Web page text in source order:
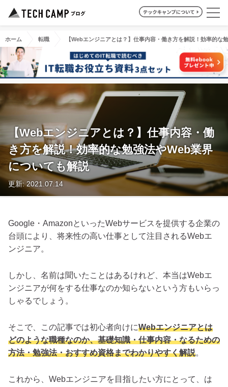
ホーム 転職 【Webエンジニアとは？】仕事内容・働き方を解説！効率的な
【Webエンジニアとは？】仕事内容・働
き方を解説！効率的な勉強法やWeb業界
についても解説
更新: 2021.07.14
Google・AmazonといったWebサービスを提供する企業の
台頭により、将来性の高い仕事として注目されるWebエ
ンジニア。
しかし、名前は聞いたことはあるけれど、本当はWebエ
ンジニアが何をする仕事なのか知らないという方もいらっ
しゃるでしょう。
そこで、この記事では初心者向けにWebエンジニアとは
どのような職種なのか、基礎知識・仕事内容・なるための
方法・勉強法・おすすめ資格までわかりやすく解説。
これから、Webエンジニアを目指したい方にとって、は